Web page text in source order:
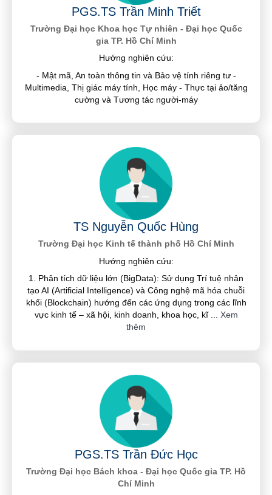
PGS.TS Trần Minh Triết
Trường Đại học Khoa học Tự nhiên - Đại học Quốc
gia TP. Hồ Chí Minh
Hướng nghiên cứu:
- Mật mã, An toàn thông tin và Bảo vệ tính riêng tư -
Multimedia, Thị giác máy tính, Học máy - Thực tại ảo/tăng
cường và Tương tác người-máy
TS Nguyễn Quốc Hùng
Trường Đại học Kinh tế thành phố Hồ Chí Minh
Hướng nghiên cứu:
1. Phân tích dữ liệu lớn (BigData): Sử dụng Trí tuệ nhân
tạo AI (Artificial Intelligence) và Công nghệ mã hóa chuỗi
khối (Blockchain) hướng đến các ứng dụng trong các lĩnh
vực kinh tế – xã hội, kinh doanh, khoa học, kĩ
Xem
thêm
PGS.TS Trần Đức Học
Trường Đại học Bách khoa - Đại học Quốc gia TP. Hồ
Chí Minh